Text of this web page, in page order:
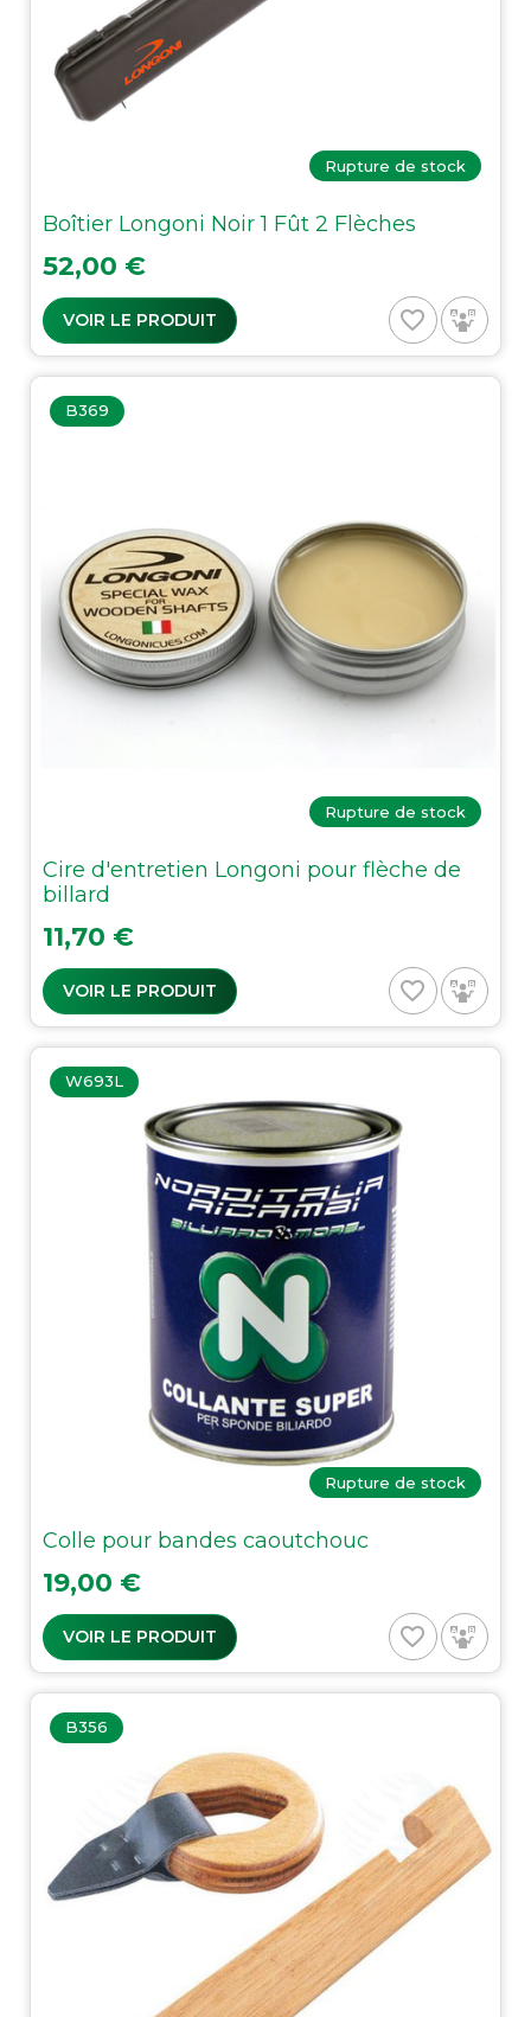
Rupture de stock
Boîtier Longoni Noir 1 Fût 2 Flèches
Prix
52,00 €
VOIR LE PRODUIT favorite_border
B369
Rupture de stock
Cire d'entretien Longoni pour flèche de
billard
Prix
11,70 €
VOIR LE PRODUIT favorite_border
W693L
Rupture de stock
Colle pour bandes caoutchouc
Prix
19,00 €
VOIR LE PRODUIT favorite_border
B356